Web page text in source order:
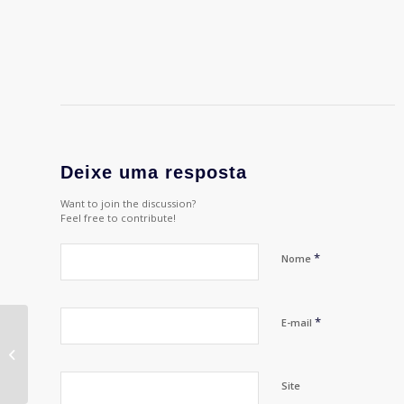
Deixe uma resposta
Want to join the discussion?
Feel free to contribute!
Nome *
E-mail *
Site
“Portas Abertas”,